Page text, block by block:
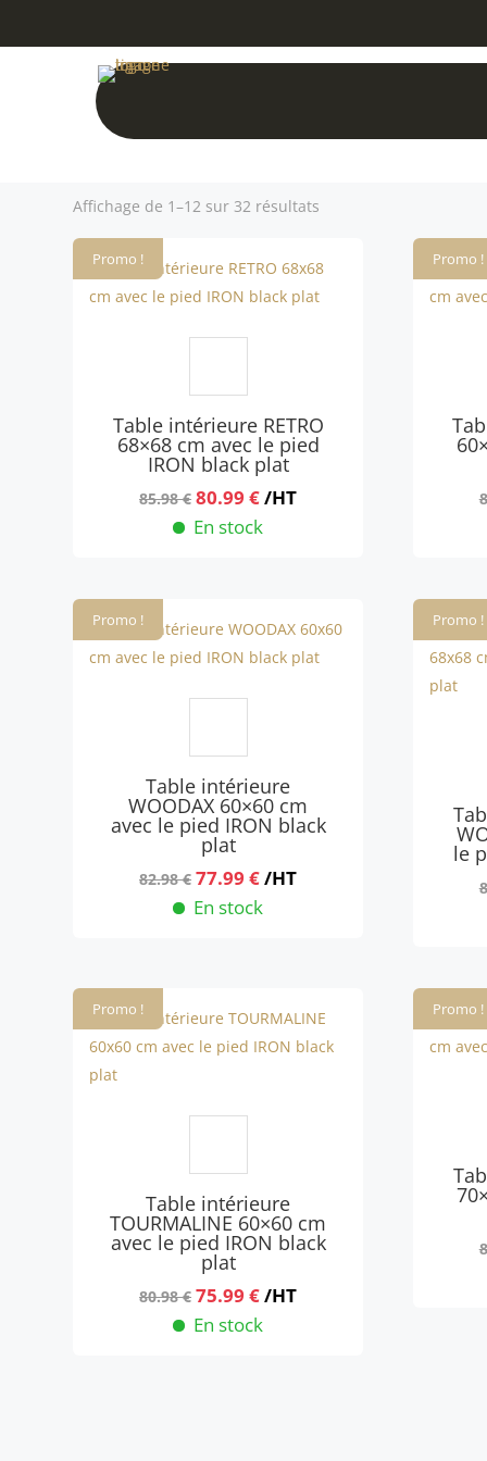
Affichage de 1–12 sur 32 résultats
Promo !
Table intérieure RETRO
68×68 cm avec le pied
IRON black plat
85.98€ Le
prix
80.99€Le
prix
/HT
En stock
Promo !
Promo !
Table intérieure
WOODAX 60×60 cm
avec le pied IRON black
plat
82.98€ Le
prix
77.99€Le
prix
/HT
En stock
Promo !
le
Promo !
Table intérieure
TOURMALINE 60×60 cm
avec le pied IRON black
plat
80.98€ Le
prix
75.99€Le
prix
/HT
En stock
Promo !